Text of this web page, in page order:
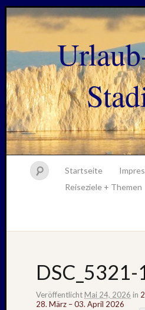
Startseite
Reiseziele + Themen
DSC_5321-
Veröffentlicht Mai 24, 2026 in
28. März – 03. April 2026